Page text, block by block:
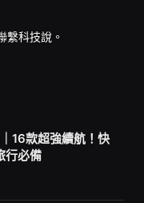
繫科技說。
16款超強續航！快
行必備